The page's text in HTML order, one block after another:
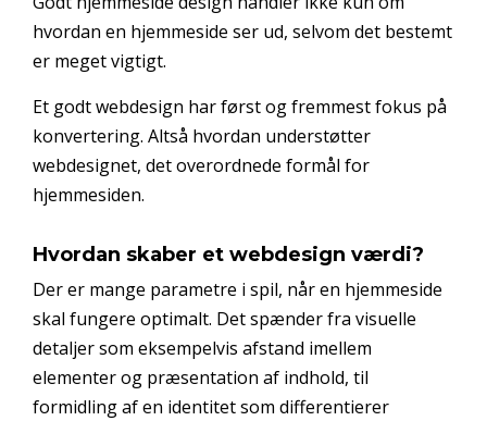
hvordan en hjemmeside ser ud, selvom det bestemt
er meget vigtigt.
Et godt webdesign har først og fremmest fokus på
konvertering. Altså hvordan understøtter
webdesignet, det overordnede formål for
hjemmesiden.
Hvordan skaber et webdesign værdi?
Der er mange parametre i spil, når en hjemmeside
skal fungere optimalt. Det spænder fra visuelle
detaljer som eksempelvis afstand imellem
elementer og præsentation af indhold, til
formidling af en identitet som differentierer